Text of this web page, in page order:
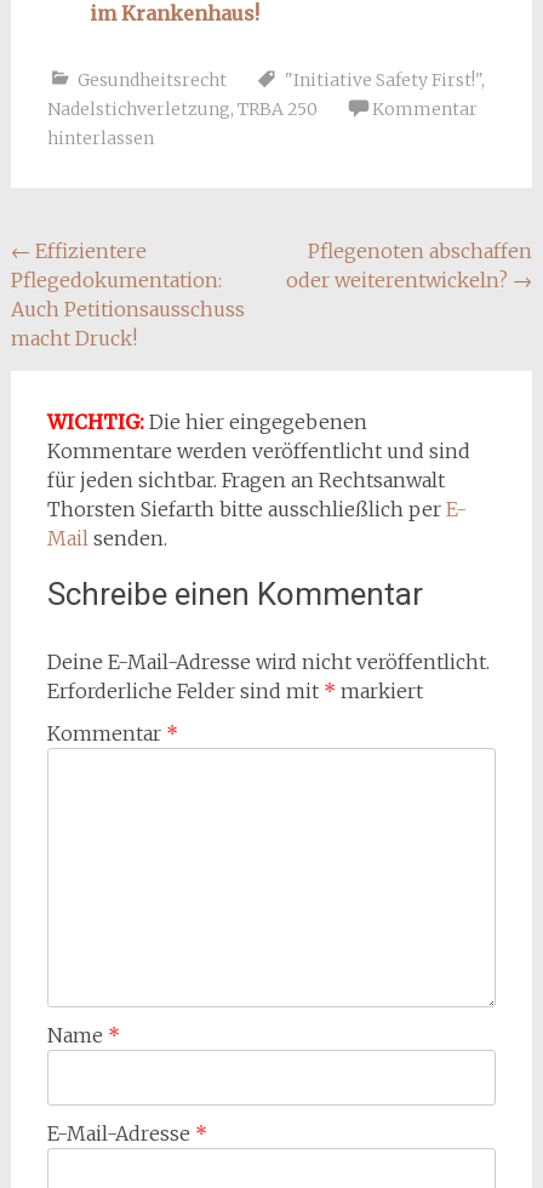
im Krankenhaus!
Gesundheitsrecht "Initiative Safety First!",
Nadelstichverletzung, TRBA 250
Kommentar
hinterlassen
Beitragsnavigation
← Effizientere
Pflegedokumentation:
Auch Petitionsausschuss
macht Druck!
Pflegenoten abschaffen
oder weiterentwickeln? →
WICHTIG:Die hier eingegebenen
Kommentare werden veröffentlicht und sind
für jeden sichtbar. Fragen an Rechtsanwalt
Thorsten Siefarth bitte ausschließlich per E-
Mailsenden.
Schreibe einen Kommentar
Deine E-Mail-Adresse wird nicht veröffentlicht.
Erforderliche Felder sind mit * markiert
Kommentar *
Name *
E-Mail-Adresse *